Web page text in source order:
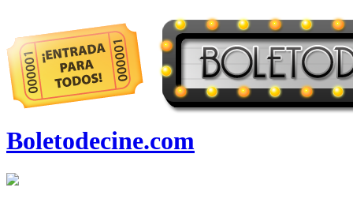
Boletodecine.com